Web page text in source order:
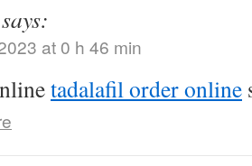
says:
at 0 h 46 min
tadalafil order online